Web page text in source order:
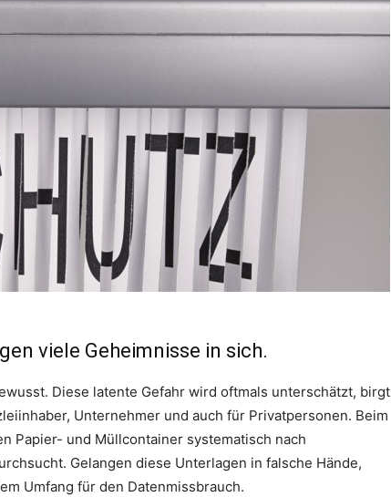
viele Geheimnisse in sich.
Diese latente Gefahr wird oftmals unterschätzt, birgt
Unternehmer und auch für Privatpersonen. Beim
Papier- und Müllcontainer systematisch nach
Gelangen diese Unterlagen in falsche Hände,
Umfang für den Datenmissbrauch.